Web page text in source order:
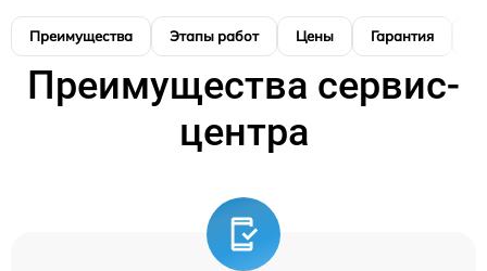
Преимущества Этапы работ Цены Гарантия
Преимущества сервис-
центра